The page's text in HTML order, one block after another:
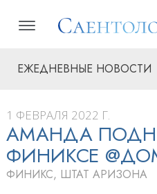
ЕЖЕДНЕВНЫЕ НОВОСТИ
1 ФЕВРАЛЯ 2022 Г.
АМАНДА
ФИНИКСЕ
ФИНИКС, ШТАТ АРИЗОНА